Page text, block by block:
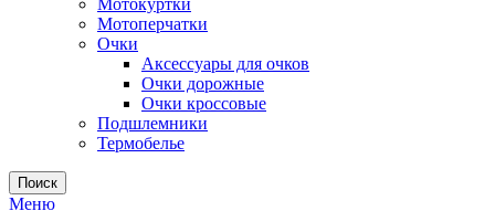
Мотокуртки
Мотоперчатки
Очки
Аксессуары для очков
Очки дорожные
Очки кроссовые
Подшлемники
Термобелье
Поиск
Меню